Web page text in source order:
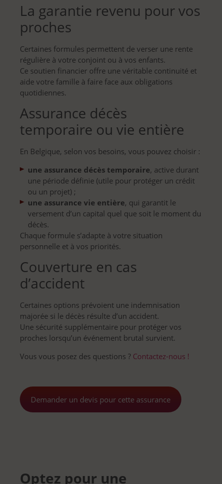
La garantie revenu pour vos
proches
Certaines formules permettent de verser une rente
régulière à votre conjoint ou à vos enfants.
Ce soutien financier offre une véritable continuité et
aide votre famille à faire face aux obligations
quotidiennes.
Assurance décès
temporaire ou vie entière
En Belgique, selon vos besoins, vous pouvez choisir :
une assurance décès temporaire, active durant
une période définie (utile pour protéger un crédit
ou un projet) ;
une assurance vie entière, qui garantit le
versement d’un capital quel que soit le moment du
décès.
Chaque formule s’adapte à votre situation
personnelle et à vos priorités.
Couverture en cas
d’accident
Certaines options prévoient une indemnisation
majorée si le décès résulte d’un accident.
Une sécurité supplémentaire pour protéger vos
proches lorsqu’un événement brutal survient.
Vous vous posez des questions ? Contactez-nous !
Demander un devis pour cette assurance
Optez pour une